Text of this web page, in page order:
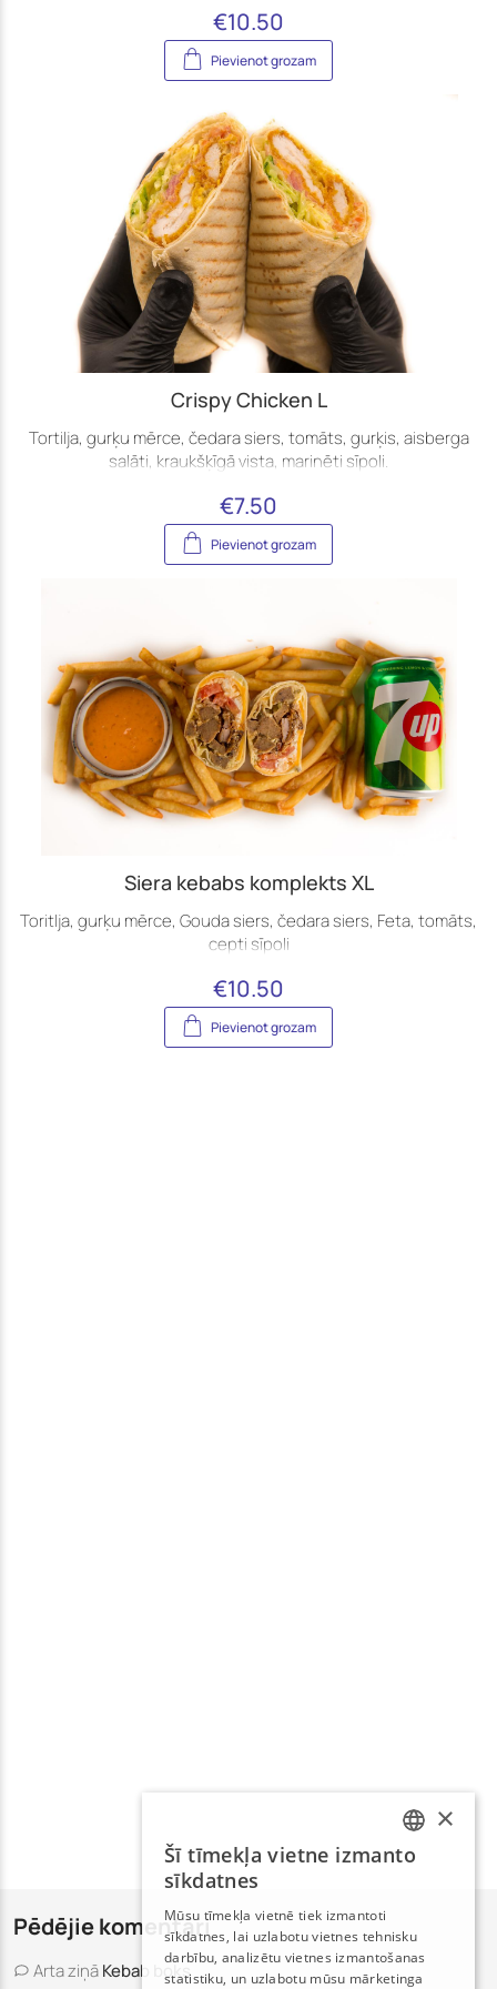
€10.50
Pievienot grozam
Crispy Chicken L
Tortilja, gurķu mērce, čedara siers, tomāts, gurķis, aisberga
salāti, kraukšķīgā vista, marinēti sīpoli.
€7.50
Pievienot grozam
Siera kebabs komplekts XL
Toritlja, gurķu mērce, Gouda siers, čedara siers, Feta, tomāts,
cepti sīpoli
€10.50
Pievienot grozam
Pēdējie komentāri
ArtaziņāKebab boks
LATVIAN
×
Šī tīmekļa vietne izmanto
sīkdatnes
Mūsu tīmekļa vietnē tiek izmantoti
sīkdatnes, lai uzlabotu vietnes tehnisku
darbību, analizētu vietnes izmantošanas
statistiku, un uzlabotu mūsu mārketinga